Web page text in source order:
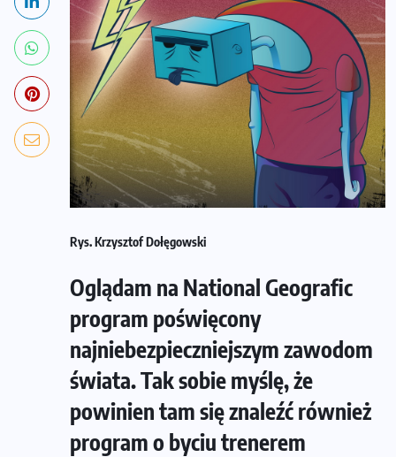
Rys. Krzysztof Dołęgowski
Oglądam na National Geografic
program poświęcony
najniebezpieczniejszym zawodom
świata. Tak sobie myślę, że
powinien tam się znaleźć również
program o byciu trenerem